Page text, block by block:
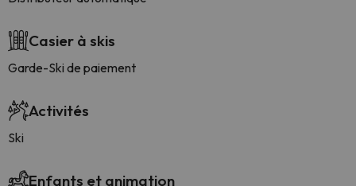
Casier à skis
Garde-Ski de paiement
Activités
Ski
Enfants et animation